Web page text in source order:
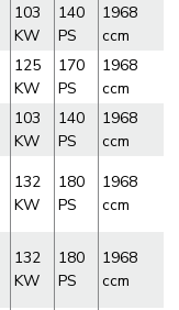
103
KW
140
PS
1968
ccm
125
KW
170
PS
1968
ccm
103
KW
140
PS
1968
ccm
132
KW
180
PS
1968
ccm
132
KW
180
PS
1968
ccm